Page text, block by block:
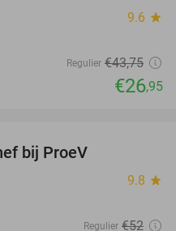
9.6 star
Regulier €43,75
€26,95
bij ProeV
9.8 star
Regulier €52